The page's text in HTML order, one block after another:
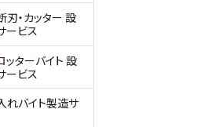
・カッター 設
ービス
ッターバイト 設
ービス
れバイト製造サ